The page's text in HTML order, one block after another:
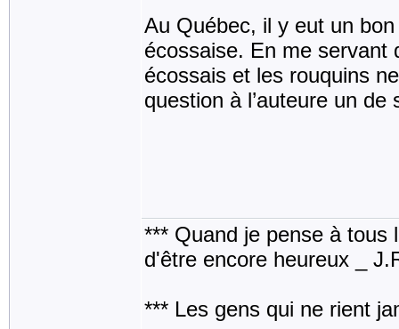
Au Québec, il y eut un
écossaise. En me servant
écossais et les rouquins
question à l’auteure un
*** Quand je pense à tous
d'être encore heureux _
*** Les gens qui ne rient